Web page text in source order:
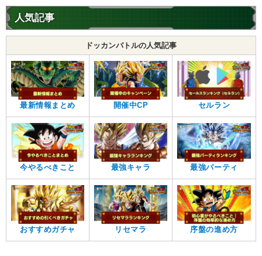
人気記事
ドッカンバトルの人気記事
最新情報まとめ 開催中CP セルラン
今やるべきこと 最強キャラ 最強パーティ
おすすめガチャ リセマラ 序盤の進め方